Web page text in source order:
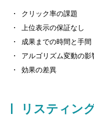
クリック率の課題
上位表示の保証なし
成果までの時間と手間
アルゴリズム変動の影
効果の差異
リスティン